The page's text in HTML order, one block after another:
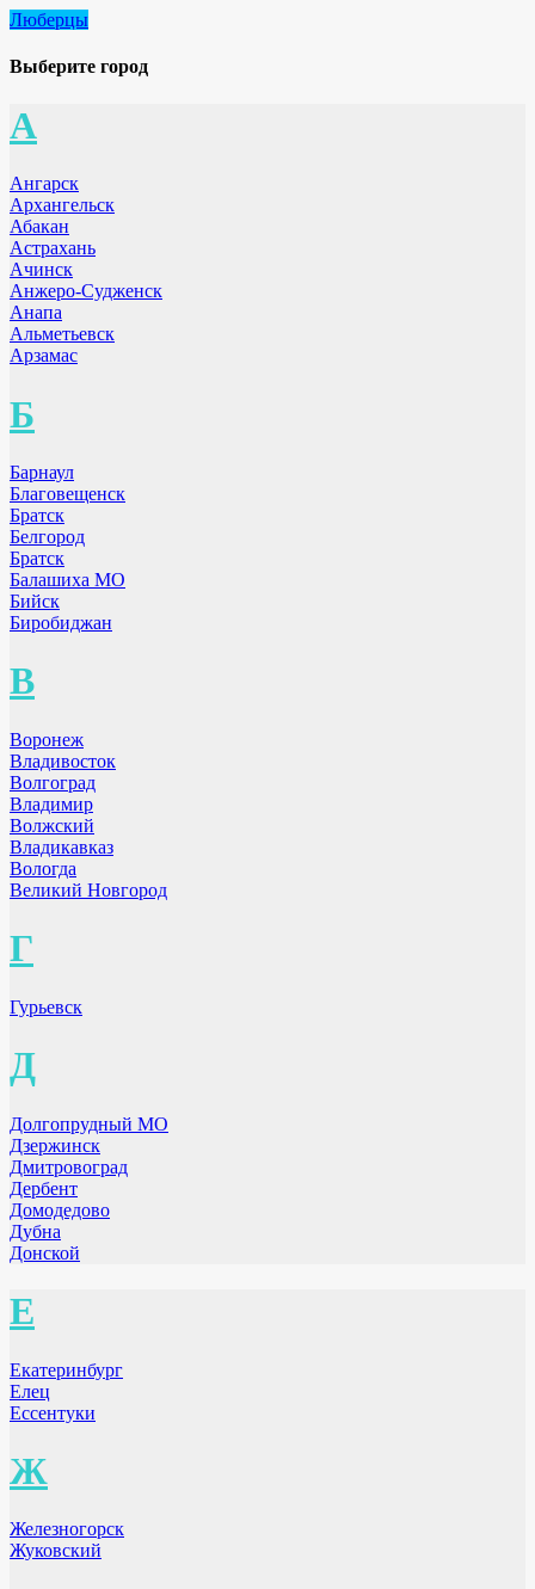
Люберцы
Выберите город
А
Ангарск
Архангельск
Абакан
Астрахань
Ачинск
Анжеро-Судженск
Анапа
Альметьевск
Арзамас
Б
Барнаул
Благовещенск
Братск
Белгород
Братск
Балашиха МО
Бийск
Биробиджан
В
Воронеж
Владивосток
Волгоград
Владимир
Волжский
Владикавказ
Вологда
Великий Новгород
Г
Гурьевск
Д
Долгопрудный МО
Дзержинск
Дмитровоград
Дербент
Домодедово
Дубна
Донской
Е
Екатеринбург
Елец
Ессентуки
Ж
Железногорск
Жуковский